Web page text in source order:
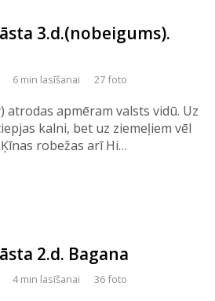
3.d.(nobeigums).
6 min lasīšanai 27 foto
atrodas apmēram valsts vidū. Uz
kalni, bet uz ziemeļiem vēl
robežas arī Hi…
2.d. Bagana
4 min lasīšanai 36 foto